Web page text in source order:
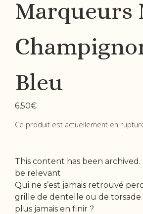
Marqueurs
Bleu
6,50€
Ce produit est actuellement en
This content has been
be relevant
Qui ne s’est jamais retrouvé
grille de dentelle ou de torsade
plus jamais en finir ?